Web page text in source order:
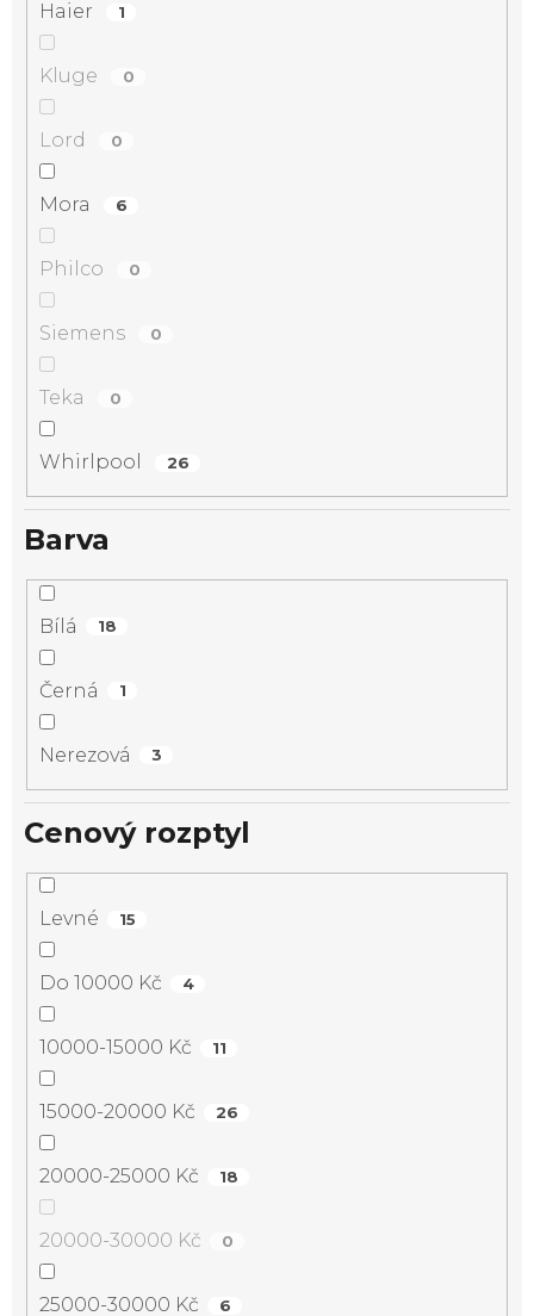
Haier 1
Kluge 0
Lord 0
Mora 6
Philco 0
Siemens 0
Teka 0
Whirlpool 26
Barva
Bílá 18
Černá 1
Nerezová 3
Cenový rozptyl
Levné 15
Do 10000 Kč 4
10000-15000 Kč 11
15000-20000 Kč 26
20000-25000 Kč 18
20000-30000 Kč 0
25000-30000 Kč 6